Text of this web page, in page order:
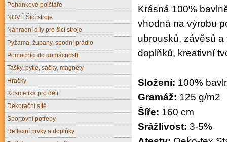
Krásná 100%
vhodná na výrobu
ubrousků, závěsů
doplňků, kreativní
Složení: 100%
Gramáž: 125 g/m2
Šíře: 160 cm
Srážlivost: 3-5%
Pohankové polštáře
NOVÉ Šicí stroje
Náhradní díly pro šicí stroje
Pyžama, župany, spodní prádlo
Pomocníci do domácnosti
Tašky, pytle, sáčky, magnety
Hračky
Kosmetika pro děti
Dekorační sítě
Sportovní potřeby
Reflexní prvky a doplňky